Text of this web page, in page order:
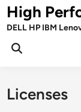
Skip
toHigh
DELL HP IBM
Open
Licenses